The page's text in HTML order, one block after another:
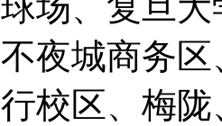
场、复旦
夜城商务
校区、梅